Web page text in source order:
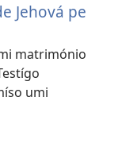
Jehová pe
matrimónio
umi